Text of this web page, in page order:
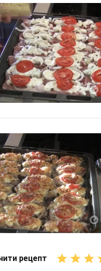
рецепт